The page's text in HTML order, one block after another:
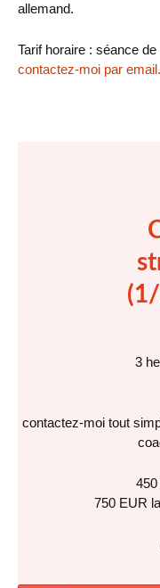
allemand.
Tarif horaire : séance
contactez-moi par email.
3
contactez-moi tout
750 EUR